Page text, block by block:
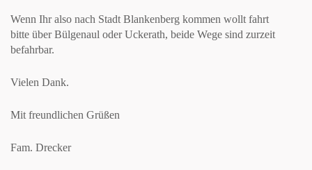
Wenn Ihr also nach Stadt Blankenberg kommen wollt fahrt
bitte über Bülgenaul oder Uckerath, beide Wege sind zurzeit
befahrbar.
Vielen Dank.
Mit freundlichen Grüßen
Fam. Drecker